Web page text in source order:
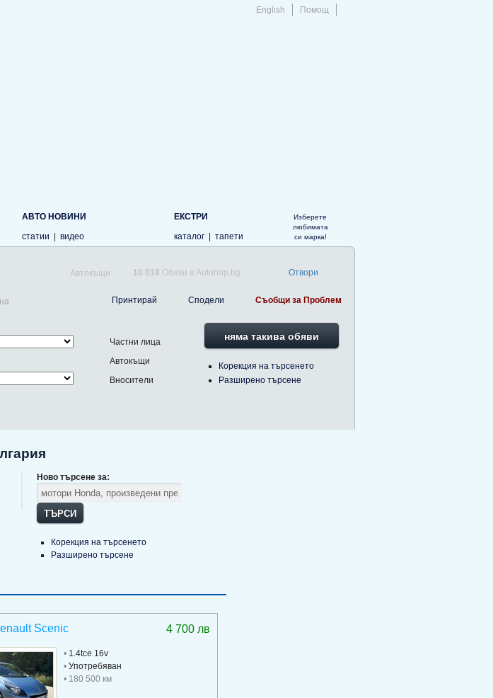
English Помощ
АВТО НОВИНИ
статии
видео
ЕКСТРИ
каталог
тапети
Изберете
любимата
си марка!
Автокъщи 10 018 Обяви в Autohop.bg Отвори
Принтирай Сподели Съобщи за Проблем
Частни лица
Автокъщи
Вносители
няма такива обяви
Корекция на търсенето
Разширено търсене
Ново търсене за:
ТЪРСИ
Корекция на търсенето
Разширено търсене
4 700 лв
Scenic
•1.4tce 16v
•Употребяван
• 180 500 км